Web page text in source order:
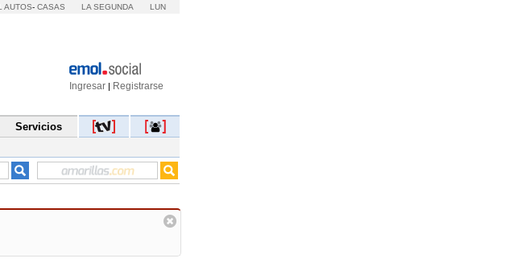
AUTOS- CASAS LA SEGUNDA LUN
Ingresar | Registrarse
Servicios